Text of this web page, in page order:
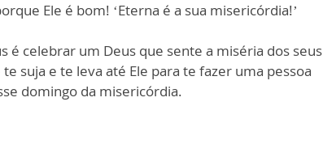
Ele é bom! ‘Eterna é a sua misericórdia!’
é celebrar um Deus que sente a miséria dos seus
suja e te leva até Ele para te fazer uma pessoa
domingo da misericórdia.